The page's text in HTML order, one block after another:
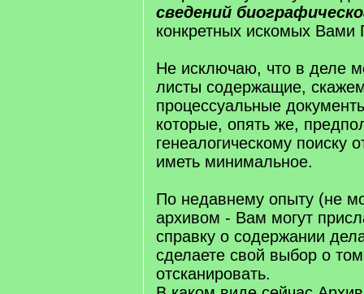
сведений
конкретных искомых Вами
Не исключаю, что в деле
листы содержащие,
процессуальные
которые, опять же,
генеалогическому поиску
иметь минимальное.
По недавнему опыту (не
архивом - Вам могут
справку о содержании
сделаете свой выбор о
отсканировать.